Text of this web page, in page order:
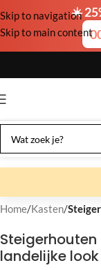
☀️
Skip to navigation
Skip to main content
Home Kasten
landelijke look